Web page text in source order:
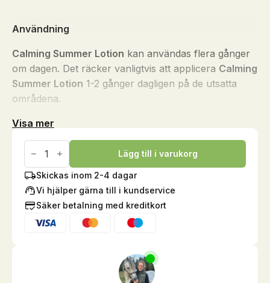
Användning
Calming Summer Lotion kan användas flera gånger
om dagen. Det räcker vanligtvis att applicera Calming
Summer Lotion 1-2 gånger dagligen på de utsatta
områdena.
Visa mer
Calming
Summer
Lotion,
0,5
liter
mängd
Lägg till i varukorg
Skickas inom 2-4 dagar
Vi hjälper gärna till i kundservice
Säker betalning med kreditkort